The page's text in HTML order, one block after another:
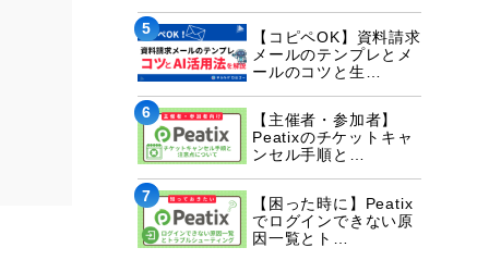
5
【コピペOK】資料請求
メールのテンプレとメ
ールのコツと生…
6
【主催者・参加者】
Peatixのチケットキャ
ンセル手順と…
7
【困った時に】Peatix
でログインできない原
因一覧とト…